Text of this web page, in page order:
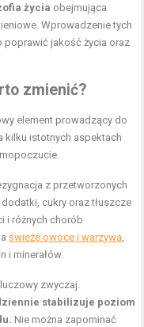
życia obejmująca
Wprowadzenie tych
poprawić jakość życia oraz
zmienić?
element prowadzący do
kilku istotnych aspektach
z przetworzonych
cukry oraz tłuszcze
i różnych chorób
świeże owoce i warzywa,
i minerałów.
zwyczaj.
stabilizuje poziom
Nie można zapominać